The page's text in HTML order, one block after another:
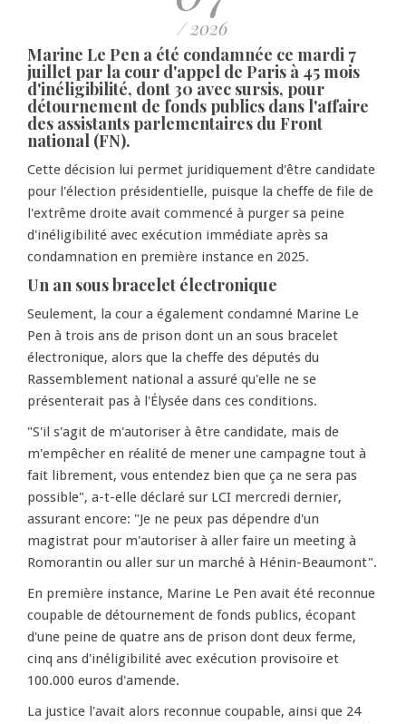
/ 2026
Marine Le Pen a été condamnée ce mardi 7
juillet par la cour d'appel de Paris à 45 mois
d'inéligibilité, dont 30 avec sursis, pour
détournement de fonds publics dans l'affaire
des assistants parlementaires du Front
national (FN).
Cette décision lui permet juridiquement d'être candidate
pour l'élection présidentielle, puisque la cheffe de file de
l'extrême droite avait commencé à purger sa peine
d'inéligibilité avec exécution immédiate après sa
condamnation en première instance en 2025.
Un an sous bracelet électronique
Seulement, la cour a également condamné Marine Le
Pen à trois ans de prison dont un an sous bracelet
électronique, alors que la cheffe des députés du
Rassemblement national a assuré qu'elle ne se
présenterait pas à l'Élysée dans ces conditions.
"S'il s'agit de m'autoriser à être candidate, mais de
m'empêcher en réalité de mener une campagne tout à
fait librement, vous entendez bien que ça ne sera pas
possible", a-t-elle déclaré sur LCI mercredi dernier,
assurant encore: "Je ne peux pas dépendre d'un
magistrat pour m'autoriser à aller faire un meeting à
Romorantin ou aller sur un marché à Hénin-Beaumont".
En première instance, Marine Le Pen avait été reconnue
coupable de détournement de fonds publics, écopant
d'une peine de quatre ans de prison dont deux ferme,
cinq ans d'inéligibilité avec exécution provisoire et
100.000 euros d'amende.
La justice l'avait alors reconnue coupable, ainsi que 24